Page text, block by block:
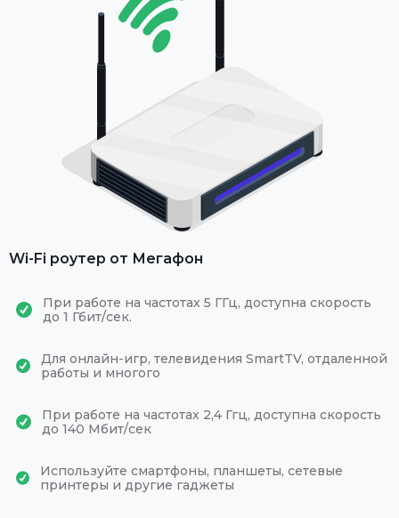
Wi-Fi роутер от Мегафон
При работе на частотах 5 ГГц, доступна скорость
до 1 Гбит/сек.
Для онлайн-игр, телевидения SmartTV, отдаленной
работы и многого
При работе на частотах 2,4 Ггц, доступна скорость
до 140 Мбит/сек
Используйте смартфоны, планшеты, сетевые
принтеры и другие гаджеты